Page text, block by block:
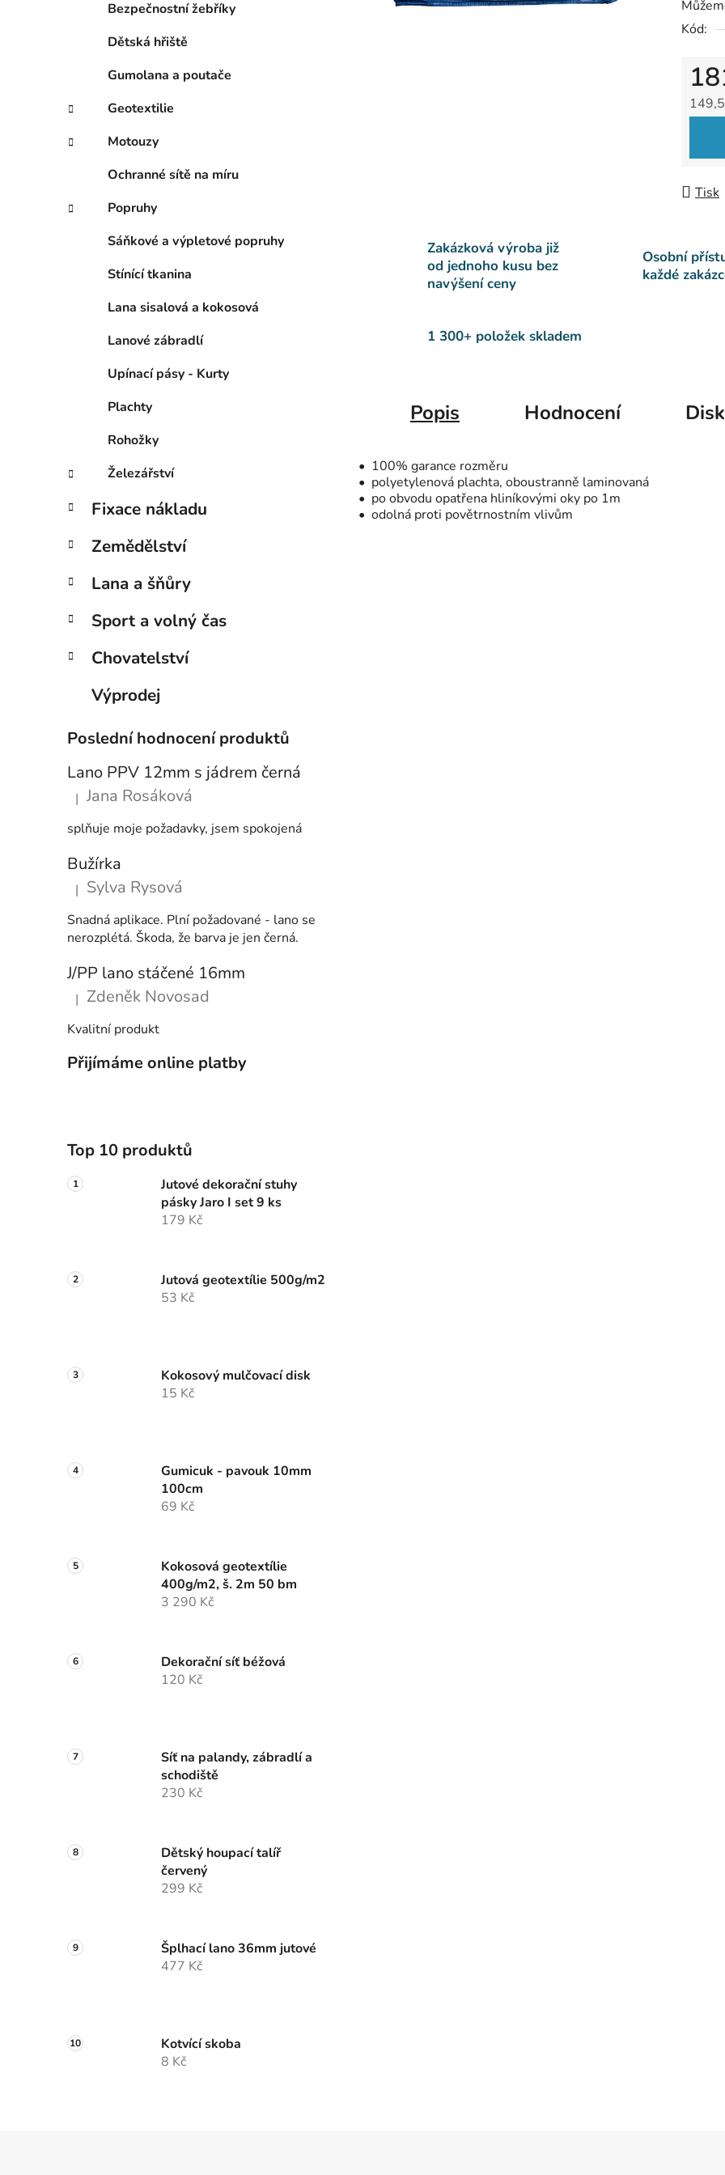
Bezpečnostní žebříky
Dětská hřiště
Gumolana a poutače
Geotextilie
Motouzy
Ochranné sítě na míru
Popruhy
Sáňkové a výpletové popruhy
Stínící tkanina
Lana sisalová a kokosová
Lanové zábradlí
Upínací pásy - Kurty
Plachty
Rohožky
Železářství
Fixace nákladu
Zemědělství
Lana a šňůry
Sport a volný čas
Chovatelství
Výprodej
Poslední hodnocení produktů
Lano PPV 12mm s jádrem černá
Hodnocení produktu je 5 z 5 hvězdiček.
| Jana Rosáková
splňuje moje požadavky, jsem spokojená
Bužírka
Hodnocení produktu je 5 z 5 hvězdiček.
| Sylva Rysová
Snadná aplikace. Plní požadované - lano se
nerozplétá. Škoda, že barva je jen černá.
J/PP lano stáčené 16mm
Hodnocení produktu je 5 z 5 hvězdiček.
| Zdeněk Novosad
Kvalitní produkt
Přijímáme online platby
Top 10 produktů
Jutové dekorační stuhy
pásky Jaro I set 9 ks
179 Kč
Jutová geotextílie 500g/m2
53 Kč
Kokosový mulčovací disk
15 Kč
Gumicuk - pavouk 10mm
100cm
69 Kč
Kokosová geotextílie
400g/m2, š. 2m 50 bm
3 290 Kč
Dekorační síť béžová
120 Kč
Síť na palandy, zábradlí a
schodiště
230 Kč
Dětský houpací talíř
červený
299 Kč
Šplhací lano 36mm jutové
477 Kč
Kotvící skoba
8 Kč
Kód:
Tisk
Zakázková výroba již
od jednoho kusu bez
navýšení ceny
Osobní
každé
1 300+ položek skladem
Popis Hodnocení
• 100% garance rozměru
• polyetylenová plachta, oboustranně laminovaná
• po obvodu opatřena hliníkovými oky po 1m
• odolná proti povětrnostním vlivům